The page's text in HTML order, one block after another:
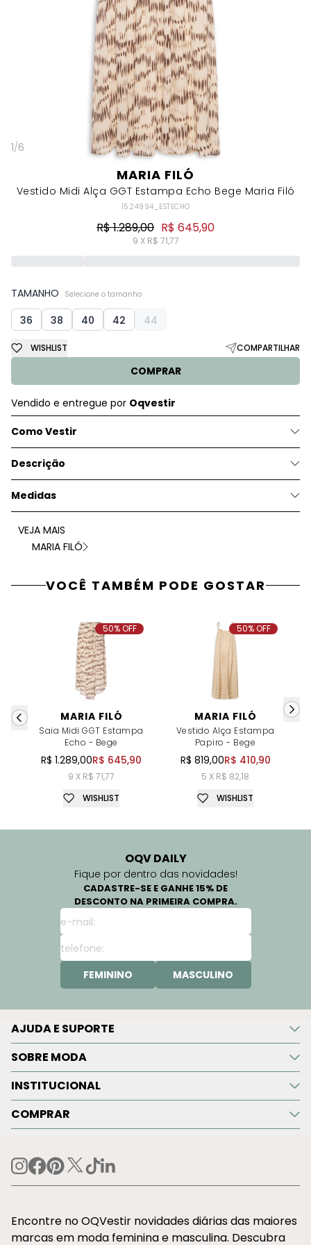
1/6
MARIA FILÓ
Vestido Midi Alça GGT Estampa Echo Bege Maria Filó
15.24994_ESTECHO
R$ 1.289,00 R$ 645,90
9 X R$ 71,77
TAMANHO Selecione o tamanho
36 38 40 42 44
COMPRAR
WISHLIST COMPARTILHAR
Vendido e entregue por Oqvestir
Como Vestir
Descrição
Medidas
VEJA MAIS
MARIA FILÓ
VOCÊ TAMBÉM PODE GOSTAR
MARIA FILÓ
Saia Midi GGT Estampa
Echo - Bege
R$ 1.289,00R$ 645,90
9 X R$ 71,77
50% OFF
WISHLIST
MARIA FILÓ
Vestido Alça Estampa
Papiro - Bege
R$ 819,00R$ 410,90
5 X R$ 82,18
50% OFF
WISHLIST
OQV DAILY
Fique por dentro das novidades!
CADASTRE-SE E GANHE 15% DE
DESCONTO NA PRIMEIRA COMPRA.
FEMININO MASCULINO
AJUDA E SUPORTE
SOBRE MODA
INSTITUCIONAL
COMPRAR
Encontre no OQVestir novidades diárias das maiores
marcas em moda feminina e masculina. Descubra